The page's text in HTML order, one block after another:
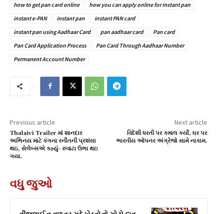
how to get pan card online
how you can apply online for instant pan
instant e-PAN
instant pan
instant PAN card
instant pan using Aadhaar Card
pan aadhaar card
Pan card
Pan Card Application Process
Pan Card Through Aadhaar Number
Permanent Account Number
Previous article
Thalaivi Trailer માં શાનદાર
અભિનય માટે કંગના રનૌતની પ્રશંસા
થઇ, સેલેબ્સએ કહ્યું- રુંવાટા ઉભા થઇ
ગયા.
Next article
વિદેશી ધરતી પર કમાલ કર્યો, ઘર પર
ભારતીય ઓપનર અંગ્રેજો સામે નાકામ.
વધુ જુઓ